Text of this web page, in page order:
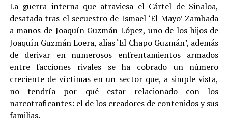
La guerra interna que atraviesa el Cártel de Sinaloa,
desatada tras el secuestro de Ismael ‘El Mayo’ Zambada
a manos de Joaquín Guzmán López, uno de los hijos de
Joaquín Guzmán Loera, alias ‘El Chapo Guzmán’, además
de derivar en numerosos enfrentamientos armados
entre facciones rivales se ha cobrado un número
creciente de víctimas en un sector que, a simple vista,
no tendría por qué estar relacionado con los
narcotraficantes: el de los creadores de contenidos y sus
familias.